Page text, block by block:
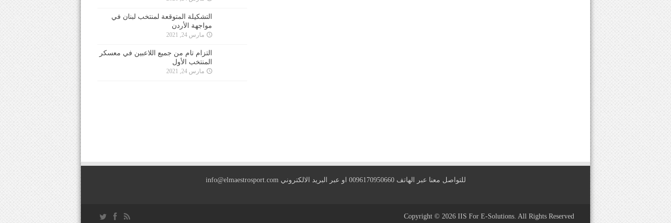
التشكيلة المتوقعة لمنتخب لبنان في
مواجهة الأردن
مارس 24, 2021
التزام تام من جميع اللاعبين في معسكر
المنتخب الأول
مارس 24, 2021
للتواصل معنا عبر الهاتف 0096170950660 او عبر البريد الالكتروني info@elmaestrosport.com
Copyright © 2026 IIS For E-Solutions. All Rights Reserved